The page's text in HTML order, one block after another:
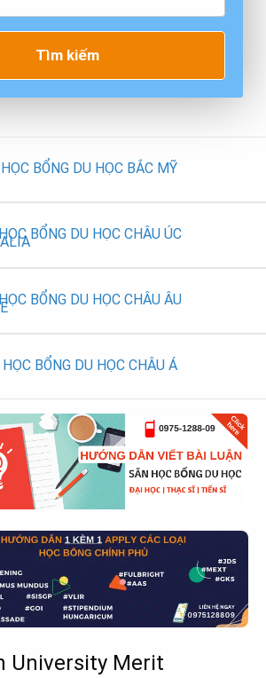
Tìm kiếm
HỌC BỔNG DU HỌC BẮC MỸ
BỔNG DU HỌC CHÂU ÚC
BỔNG DU HỌC CHÂU ÂU
HỌC BỔNG DU HỌC CHÂU Á
University Merit